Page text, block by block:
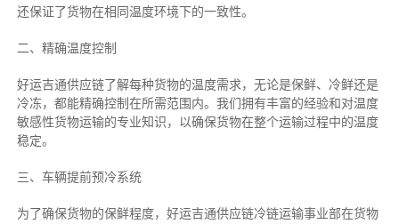
还保证了货物在相同温度环境下的一致性。
二、 精确温度控制
好运吉通供应链了解每种货物的温度需求，无论是保鲜、冷鲜还是
冷冻，都能精确控制在所需范围内。我们拥有丰富的经验和对温度
敏感性货物运输的专业知识，以确保货物在整个运输过程中的温度
稳定。
三、车辆提前预冷系统
为了确保货物的保鲜程度，好运吉通供应链冷链运输事业部在货物